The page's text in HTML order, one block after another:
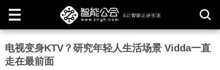
取
电视变身KTV？研究年轻人生活场景 Vidda一直
走在最前面